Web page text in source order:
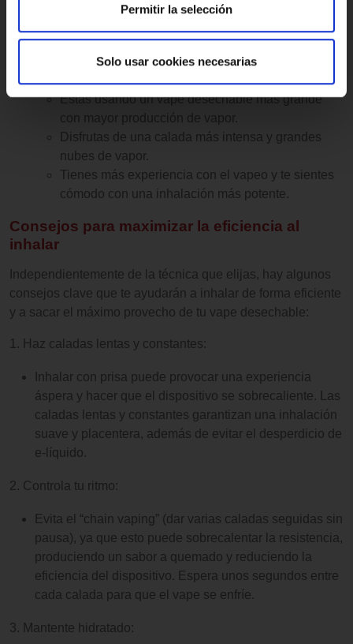
Permitir la selección
Solo usar cookies necesarias
producción de vapor más controlada.
Buscas una experiencia similar a fumar cigarrillos
DTL es ideal si:
Estás usando un vape desechable más grande
con mayor producción de vapor.
Disfrutas de una calada más intensa y grandes
nubes de vapor.
Tienes más experiencia con el vapeo y te sientes
cómodo con una inhalación más potente.
Consejos para maximizar la eficiencia al
inhalar
Independientemente de la técnica que elijas, hay algunos
consejos clave que te ayudarán a inhalar de forma eficiente
y a sacar el máximo provecho de tu vape desechable:
1. Haz caladas lentas y constantes:
Inhalar con prisa puede provocar una experiencia
áspera y hacer que el dispositivo se sobrecaliente. Las
caladas lentas y constantes garantizan una inhalación
suave y placentera, además de evitar el desperdicio de
e-líquido.
2. Controla tu ritmo:
Evita el “chain vaping” (dar varias caladas seguidas sin
pausa), ya que esto puede sobrecalentar la resistencia,
produciendo un sabor a quemado y reduciendo la
eficiencia del dispositivo. Espera unos segundos entre
cada calada para que el vape se enfríe.
3. Mantente hidratado: